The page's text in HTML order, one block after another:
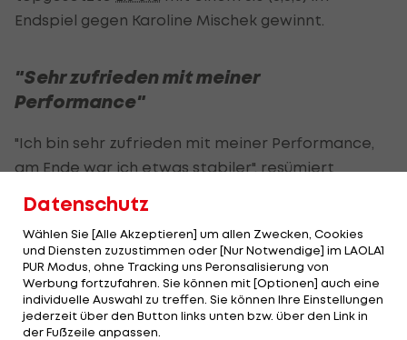
Endspiel gegen Karoline Mischek gewinnt.
"Sehr zufrieden mit meiner
Performance"
"Ich bin sehr zufrieden mit meiner Performance,
am Ende war ich etwas stabiler", resümiert
Mal siegt der Weltranglisten-44. beim Austria-
Top-12, letztes Jahr war dies in Linz mit einem
Finalsieg gegen Robert Gardos der Fall.
Der Frankreich-Legionär fehlte diesmal, da er in
Spanien weilt und eine Anreise während der
Datenschutz
Wählen Sie [Alle Akzeptieren] um allen Zwecken, Cookies
und Diensten zuzustimmen oder [Nur Notwendige] im LAOLA1
PUR Modus, ohne Tracking uns Peronsalisierung von
Werbung fortzufahren. Sie können mit [Optionen] auch eine
individuelle Auswahl zu treffen. Sie können Ihre Einstellungen
jederzeit über den Button links unten bzw. über den Link in
der Fußzeile anpassen.